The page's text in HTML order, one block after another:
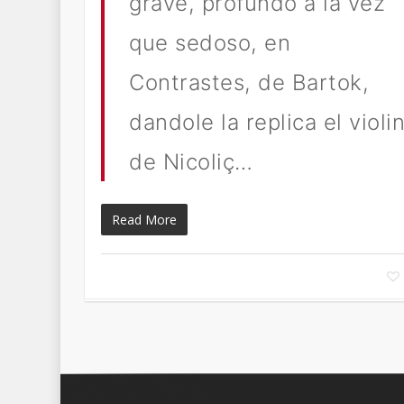
que sedoso, en
Contrastes, de Bartok,
dandole la replica el
de Nicoliç…
Read More